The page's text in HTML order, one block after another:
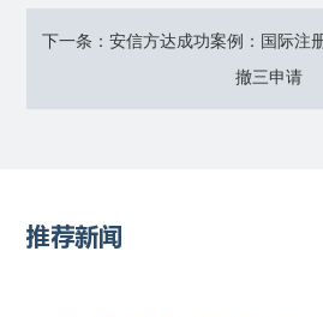
下一条：安信方达成功案例：国际注
撤三申请
推荐新闻